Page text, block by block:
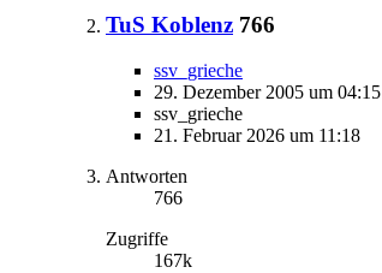
TuS Koblenz 766
ssv_grieche
29. Dezember 2005 um 04:15
ssv_grieche
21. Februar 2026 um 11:18
Antworten
766
Zugriffe
167k